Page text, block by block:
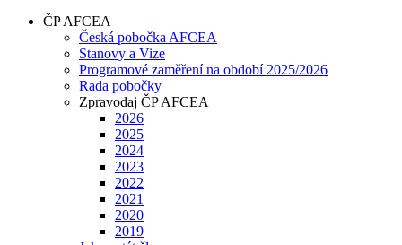
ČP AFCEA
Česká pobočka AFCEA
Stanovy a Vize
Programové zaměření na období 2025/2026
Rada pobočky
Zpravodaj ČP AFCEA
2026
2025
2024
2023
2022
2021
2020
2019